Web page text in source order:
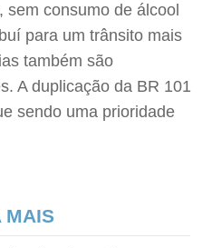
consumo de álcool
para um trânsito mais
também são
A duplicação da BR 101
sendo uma prioridade
MAIS